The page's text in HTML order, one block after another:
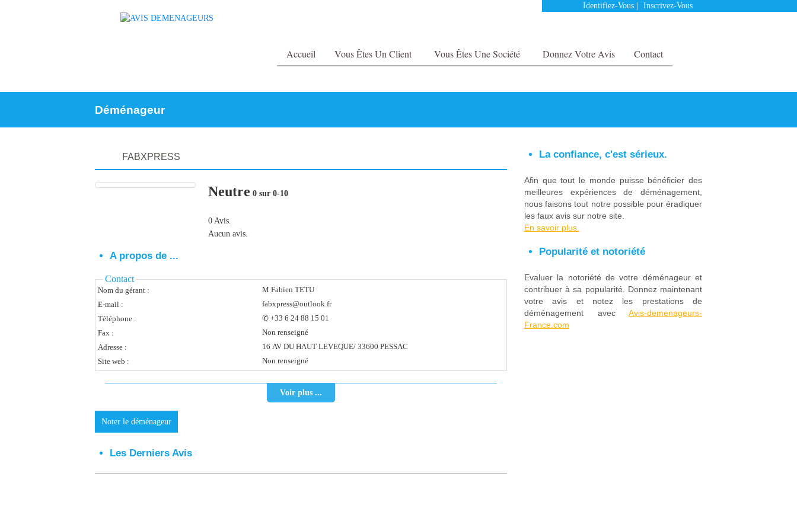
Identifiez-Vous Inscrivez-Vous
Accueil Vous Êtes Un Client Vous Êtes Une Société Donnez Votre Avis Contact
Déménageur
FABXPRESS
Neutre 0 sur 0-10
0 Avis.
Aucun avis.
A propos de ...
Contact
Nom du gérant :
M Fabien TETU
E-mail :
fabxpress@outlook.fr
Téléphone :
✆ +33 6 24 88 15 01
Fax :
Non renseigné
Adresse :
16 AV DU HAUT LEVEQUE/ 33600 PESSAC
Site web :
Non renseigné
Voir plus ...
Noter le déménageur
Les Derniers Avis
La confiance, c'est sérieux.
Afin que tout le monde puisse bénéficier des
meilleures expériences de déménagement,
nous faisons tout notre possible pour éradiquer
les faux avis sur notre site.
En savoir plus.
Popularité et notoriété
Evaluer la notoriété de votre déménageur et
contribuer à sa popularité. Donnez maintenant
votre avis et notez les prestations de
déménagement avec Avis-demenageurs-
France.com